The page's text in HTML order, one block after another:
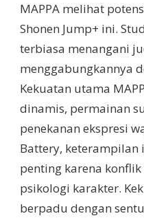
MAPPA melihat
Shonen Jump+ ini.
terbiasa menangani
menggabungkannya
Kekuatan utama
dinamis, permainan
penekanan ekspresi
Battery, keterampilan
penting karena
psikologi karakter.
berpadu dengan